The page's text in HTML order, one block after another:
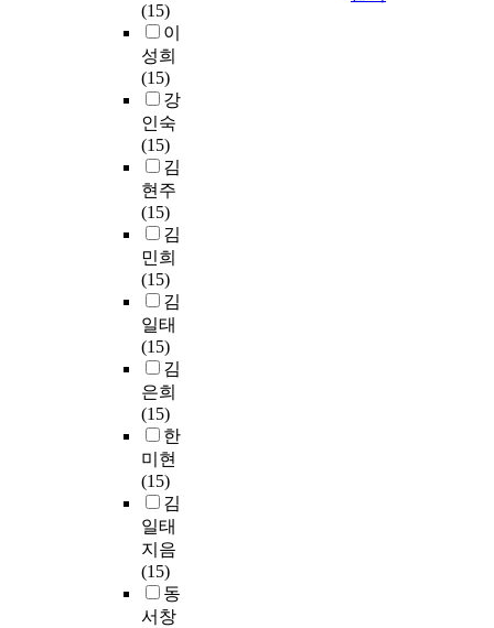
(15)
이
성희
(15)
강
인숙
(15)
김
현주
(15)
김
민희
(15)
김
일태
(15)
김
은희
(15)
한
미현
(15)
김
일태
지음
(15)
동
서창